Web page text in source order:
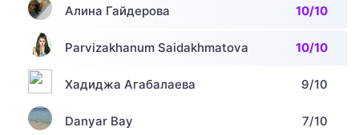
Алина Гайдерова 10/10
Parvizakhanum Saidakhmatova 10/10
Хадиджа Агабалаева 9/10
Danyar Bay 7/10